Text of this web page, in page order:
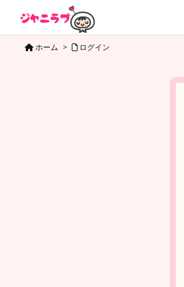
ホーム > ログイン